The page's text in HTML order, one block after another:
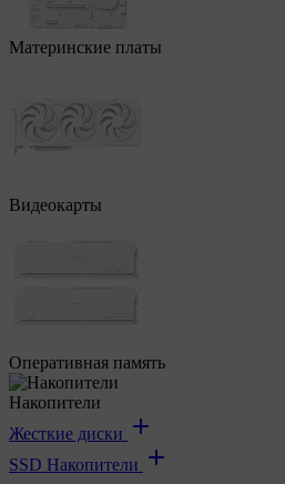
Материнские платы
Видеокарты
Оперативная память
Накопители
Жесткие диски
SSD Накопители